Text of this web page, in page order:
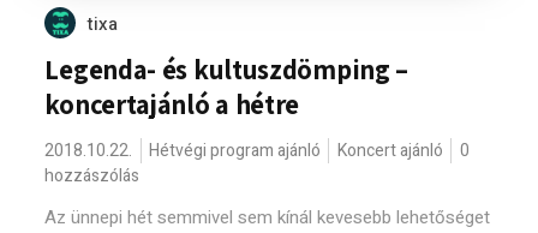
tixa
Legenda- és kultuszdömping –
koncertajánló a hétre
2018.10.22. Hétvégi program ajánló Koncert ajánló
0
hozzászólás
Az ünnepi hét semmivel sem kínál kevesebb lehetőséget